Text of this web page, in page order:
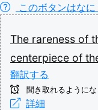
このボタンはなに
The rareness of
centerpiece of
翻訳する
聞き取れるようにな
詳細